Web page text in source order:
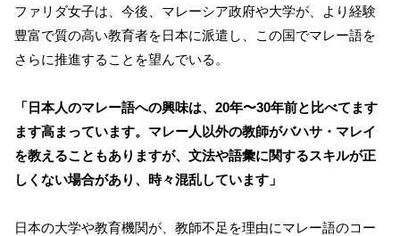
ファリダ女子は、今後、マレーシア政府や大学が、より経験
豊富で質の高い教育者を日本に派遣し、この国でマレー語を
さらに推進することを望んでいる。
「日本人のマレー語への興味は、20年〜30年前と比べてます
ます高まっています。マレー人以外の教師がバハサ・マレイ
を教えることもありますが、文法や語彙に関するスキルが正
しくない場合があり、時々混乱しています」
日本の大学や教育機関が、教師不足を理由にマレー語のコー